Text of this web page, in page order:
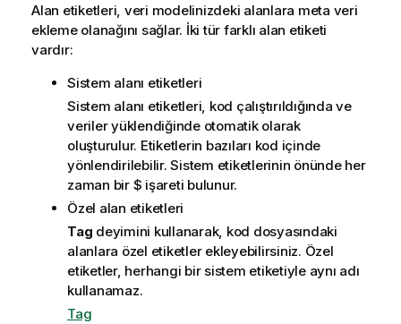
Alan etiketleri, veri modelinizdeki alanlara meta veri
ekleme olanağını sağlar. İki tür farklı alan etiketi
vardır:
Sistem alanı etiketleri
Sistem alanı etiketleri, kod çalıştırıldığında ve
veriler yüklendiğinde otomatik olarak
oluşturulur. Etiketlerin bazıları kod içinde
yönlendirilebilir. Sistem etiketlerinin önünde her
zaman bir $ işareti bulunur.
Özel alan etiketleri
Tag deyimini kullanarak, kod dosyasındaki
alanlara özel etiketler ekleyebilirsiniz. Özel
etiketler, herhangi bir sistem etiketiyle aynı adı
kullanamaz.
Tag